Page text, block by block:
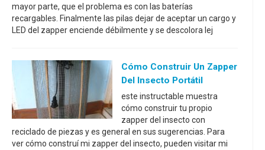
mayor parte, que el problema es con las baterías
recargables. Finalmente las pilas dejar de aceptar un cargo y
LED del zapper enciende débilmente y se descolora lej
Cómo Construir Un Zapper
Del Insecto Portátil
este instructable muestra
cómo construir tu propio
zapper del insecto con
reciclado de piezas y es general en sus sugerencias. Para
ver cómo construí mi zapper del insecto, pueden visitar mi